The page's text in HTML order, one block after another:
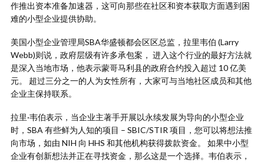
作推出资本准备加速器，这可向那些在社区和资本获取方面遇到困
难的小型企业提供协助。
美国小型企业管理局SBA华盛顿都会区区总监，拉里韦伯 (Larry
Webb)则说，政府层级有许多承包案， 进入这个行业的最好方法就
是深入当地市场，他表示蒙哥马利县的政府合约投入超过 10 亿美
元。 超过三分之一的人为女性所有，大家可与当地社区成员和其他
企业主保持联系。
拉里·韦伯表示，当企业主著手开展以永续发展为导向的小型企业
时，SBA 有些鲜为人知的项目 – SBIC/STIR 项目，您可以将想法推
向市场，如由 NIH 向 HHS 和其他机构获得拨款资金。 如果中小型
企业有创新想法并正在寻找资金，那么这是一个选择。韦伯表示，